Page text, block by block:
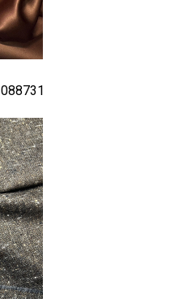
088731